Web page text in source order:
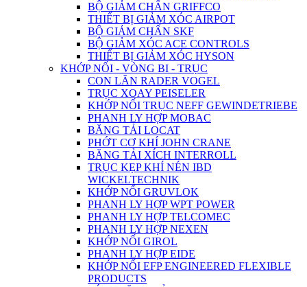
BỘ GIẢM CHẤN GRIFFCO
THIẾT BỊ GIẢM XÓC AIRPOT
BỘ GIẢM CHẤN SKF
BỘ GIẢM XÓC ACE CONTROLS
THIẾT BỊ GIẢM XÓC HYSON
KHỚP NỐI - VÒNG BI - TRỤC
CON LĂN RADER VOGEL
TRỤC XOAY PEISELER
KHỚP NỐI TRỤC NEFF GEWINDETRIEBE
PHANH LY HỢP MOBAC
BĂNG TẢI LOCAT
PHỚT CƠ KHÍ JOHN CRANE
BĂNG TẢI XÍCH INTERROLL
TRỤC KẸP KHÍ NÉN IBD
WICKELTECHNIK
KHỚP NỐI GRUVLOK
PHANH LY HỢP WPT POWER
PHANH LY HỢP TELCOMEC
PHANH LY HỢP NEXEN
KHỚP NỐI GIROL
PHANH LY HỢP EIDE
KHỚP NỐI EFP ENGINEERED FLEXIBLE
PRODUCTS